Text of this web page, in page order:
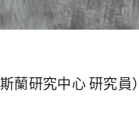
蘭研究中心 研究員）